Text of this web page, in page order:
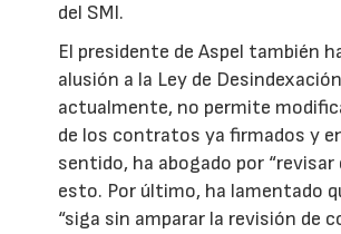
del SMI.
El presidente de Aspel también
alusión a la Ley de
actualmente, no permite
de los contratos ya firmados y
sentido, ha abogado por “revisar
esto. Por último, ha lamentado
“siga sin amparar la revisión de